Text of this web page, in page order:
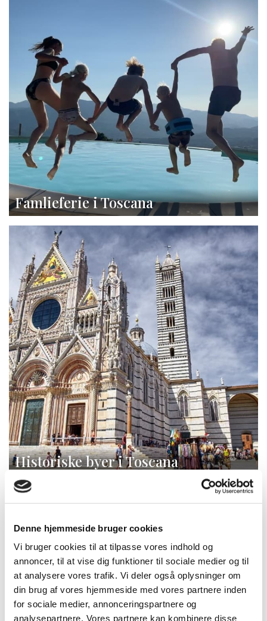
Denne hjemmeside bruger cookies
Vi bruger cookies til at tilpasse vores indhold og
annoncer, til at vise dig funktioner til sociale medier og til
at analysere vores trafik. Vi deler også oplysninger om
din brug af vores hjemmeside med vores partnere inden
for sociale medier, annonceringspartnere og
analysepartnere. Vores partnere kan kombinere disse
Famlieferie i Toscana
Historiske byer i Toscana
HVORDAN KOMMER VI TOSCANA?